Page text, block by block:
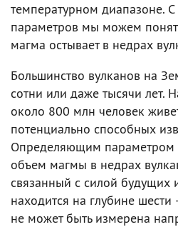
температурном диапазоне.
параметров мы можем
магма остывает в недрах
Большинство вулканов на
сотни или даже тысячи лет.
около 800 млн человек
потенциально способных
Определяющим параметром
объем магмы в недрах
связанный с силой будущих
находится на глубине
не может быть измерена